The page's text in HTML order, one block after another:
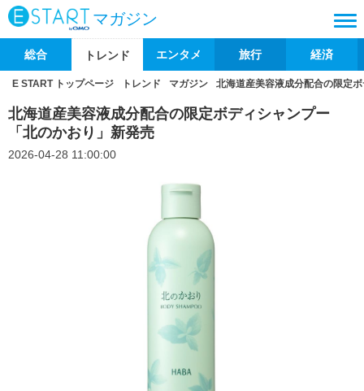
マガジン
総合 トレンド エンタメ 旅行 経済
E START トップページ トレンド マガジン 北海道産美容液成分配合の限定
北海道産美容液成分配合の限定ボディシャンプー
「北のかおり」新発売
2026-04-28 11:00:00